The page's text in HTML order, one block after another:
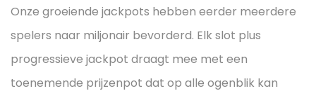
Onze groeiende jackpots hebben eerder meerdere
spelers naar miljonair bevorderd. Elk slot plus
progressieve jackpot draagt mee met een
toenemende prijzenpot dat op alle ogenblik kan